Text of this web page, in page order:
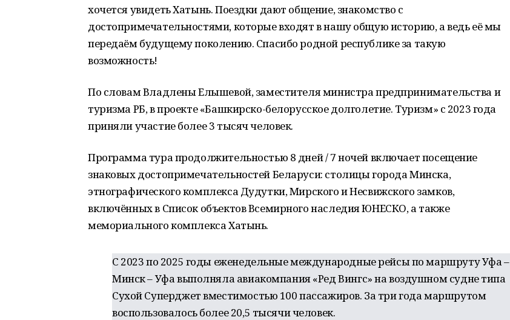
хочется увидеть Хатынь. Поездки дают общение, знакомство с
достопримечательностями, которые входят в нашу общую историю, а ведь её мы
передаём будущему поколению. Спасибо родной республике за такую
возможность!
По словам Владлены Елышевой, заместителя министра предпринимательства и
туризма РБ, в проекте «Башкирско-белорусское долголетие. Туризм» с 2023 года
приняли участие более 3 тысяч человек.
Программа тура продолжительностью 8 дней / 7 ночей включает посещение
знаковых достопримечательностей Беларуси: столицы города Минска,
этнографического комплекса Дудутки, Мирского и Несвижского замков,
включённых в Список объектов Всемирного наследия ЮНЕСКО, а также
мемориального комплекса Хатынь.
С 2023 по 2025 годы еженедельные международные рейсы по маршруту Уфа –
Минск – Уфа выполняла авиакомпания «Ред Вингс» на воздушном судне типа
Сухой Суперджет вместимостью 100 пассажиров. За три года маршрутом
воспользовалось более 20,5 тысячи человек.